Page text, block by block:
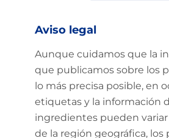
Aviso legal
Aunque cuidamos que la
que publicamos sobre los
lo más precisa posible, en
etiquetas y la información
ingredientes pueden
de la región geográfica, los